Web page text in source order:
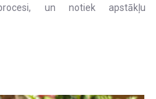
un notiek apstākļu